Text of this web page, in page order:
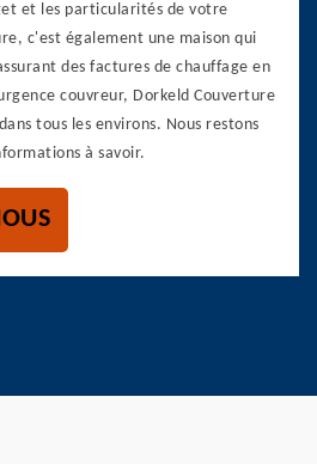
et les particularités de votre
c'est également une maison qui
des factures de chauffage en
couvreur, Dorkeld Couverture
tous les environs. Nous restons
à savoir.